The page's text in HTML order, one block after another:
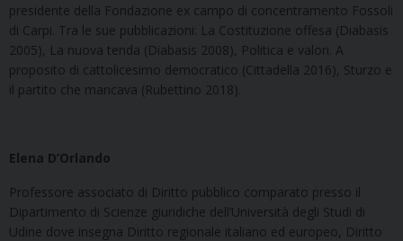
presidente della Fondazione ex campo di concentramento Fossoli
di Carpi. Tra le sue pubblicazioni: La Costituzione offesa (Diabasis
2005), La nuova tenda (Diabasis 2008), Politica e valori. A
proposito di cattolicesimo democratico (Cittadella 2016), Sturzo e
il partito che mancava (Rubettino 2018).
Elena D’Orlando
Professore associato di Diritto pubblico comparato presso il
Dipartimento di Scienze giuridiche dell’Università degli Studi di
Udine dove insegna Diritto regionale italiano ed europeo, Diritto